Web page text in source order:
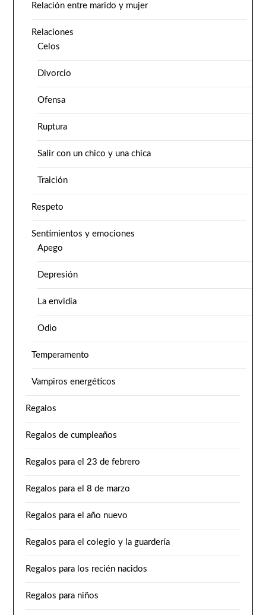
Relación entre marido y mujer
Relaciones
Celos
Divorcio
Ofensa
Ruptura
Salir con un chico y una chica
Traición
Respeto
Sentimientos y emociones
Apego
Depresión
La envidia
Odio
Temperamento
Vampiros energéticos
Regalos
Regalos de cumpleaños
Regalos para el 23 de febrero
Regalos para el 8 de marzo
Regalos para el año nuevo
Regalos para el colegio y la guardería
Regalos para los recién nacidos
Regalos para niños